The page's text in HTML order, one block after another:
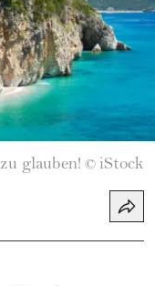
glauben! © iStock